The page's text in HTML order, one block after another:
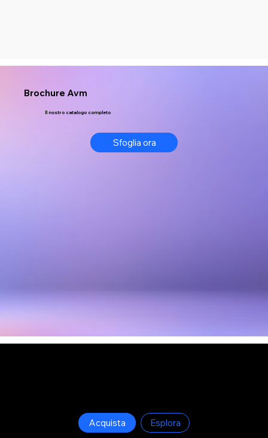
Acquista Esplora
Brochure Avm
Il nostro catalogo completo
Sfoglia ora